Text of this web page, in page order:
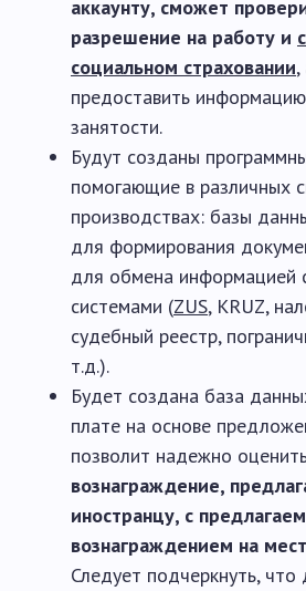
аккаунту, сможет
разрешение на работу и
социальном страховании
предоставить
занятости.
Будут созданы
помогающие в различных
производствах: базы
для формирования
для обмена информацией
системами (ZUS, KRUZ,
судебный реестр,
т.д.).
Будет создана база
плате на основе
позволит надежно
вознаграждение,
иностранцу, с
вознаграждением на
Следует подчеркнуть, что